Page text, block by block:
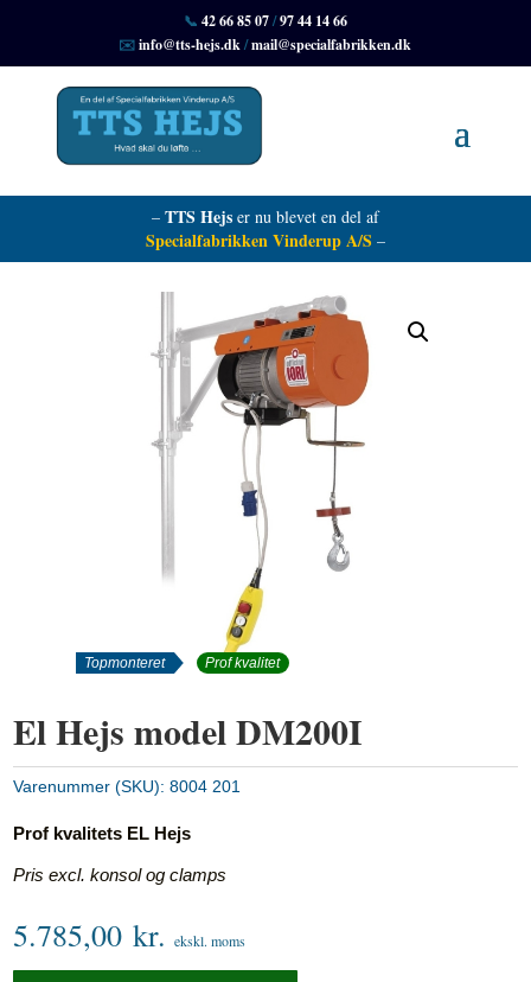
📞 42 66 85 07/97 44 14 66
✉️info@tts-hejs.dk/mail@specialfabrikken.dk
–TTS Hejser nu blevet en del af
Specialfabrikken Vinderup A/S –
Topmonteret Prof kvalitet
El Hejs model DM200I
Varenummer (SKU):8004 201
Prof kvalitets EL Hejs
Pris excl. konsol og clamps
5.785,00kr. ekskl. moms